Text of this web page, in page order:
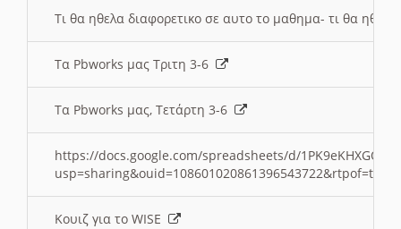
Τι θα ηθελα διαφορετικο σε αυτο το μαθημα- τι θα
Τα Pbworks μας Τριτη 3-6
Τα Pbworks μας, Τετάρτη 3-6
https://docs.google.com/spreadsheets/d/
Κουιζ για το WISE